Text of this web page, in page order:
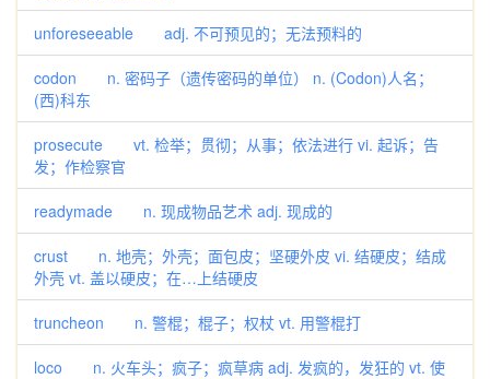
unforeseeable adj. 不可预见的；无法预料的
codon n. 密码子（遗传密码的单位） n. (Codon)人名；
(西)科东
prosecute vt. 检举；贯彻；从事；依法进行 vi. 起诉；告
发；作检察官
readymade n. 现成物品艺术 adj. 现成的
crust n. 地壳；外壳；面包皮；坚硬外皮 vi. 结硬皮；结成
外壳 vt. 盖以硬皮；在…上结硬皮
truncheon n. 警棍；棍子；权杖 vt. 用警棍打
loco n. 火车头；疯子；疯草病 adj. 发疯的，发狂的 vt. 使